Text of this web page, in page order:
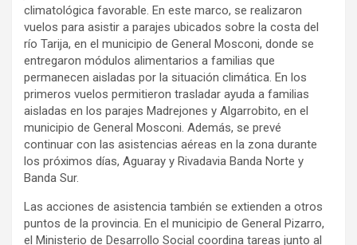
climatológica favorable. En este marco, se realizaron
vuelos para asistir a parajes ubicados sobre la costa del
río Tarija, en el municipio de General Mosconi, donde se
entregaron módulos alimentarios a familias que
permanecen aisladas por la situación climática. En los
primeros vuelos permitieron trasladar ayuda a familias
aisladas en los parajes Madrejones y Algarrobito, en el
municipio de General Mosconi. Además, se prevé
continuar con las asistencias aéreas en la zona durante
los próximos días, Aguaray y Rivadavia Banda Norte y
Banda Sur.
Las acciones de asistencia también se extienden a otros
puntos de la provincia. En el municipio de General Pizarro,
el Ministerio de Desarrollo Social coordina tareas junto al